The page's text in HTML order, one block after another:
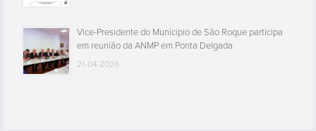
Vice-Presidente do Município de São Roque participa
em reunião da ANMP em Ponta Delgada
21-04-2026